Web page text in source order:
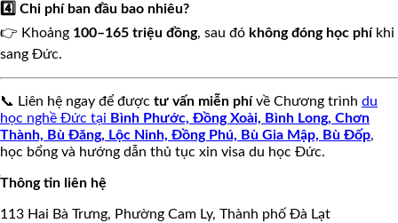
🌸
4️⃣ Chi phí ban đầu bao nhiêu?
👉 Khoảng 100–165 triệu đồng, sau đó không đóng học phíkhi
sang Đức.
📞 Liên hệ ngay để được tư vấn miễn phívề Chương trình du
học nghề Đức tại Bình Phước, Đồng Xoài, Bình Long, Chơn
Thành, Bù Đăng, Lộc Ninh, Đồng Phú, Bù Gia Mập, Bù Đốp,
học bổng và hướng dẫn thủ tục xin visa du học Đức.
Thông tin liên hệ
113 Hai Bà Trưng, Phường Cam Ly, Thành phố Đà Lạt